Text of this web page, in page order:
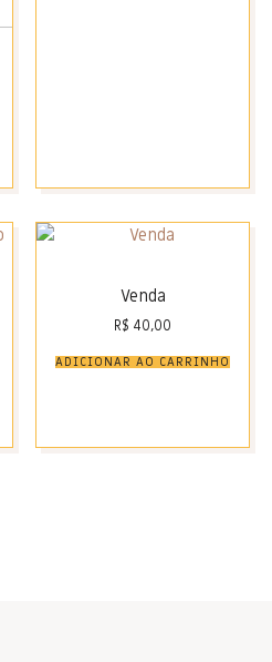
Venda
R$ 40,00
ADICIONAR AO CARRINHO